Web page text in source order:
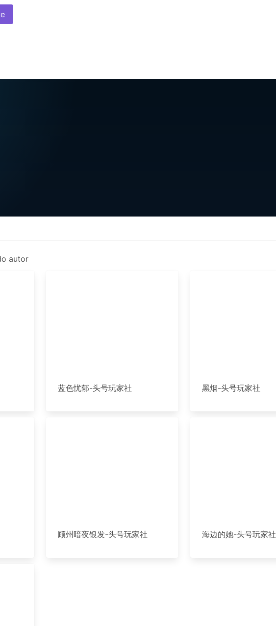
autor
蓝色忧郁-头号玩家社 黑烟-头号玩家社
顾州暗夜银发-头号玩家社 海边的她-头号玩家社